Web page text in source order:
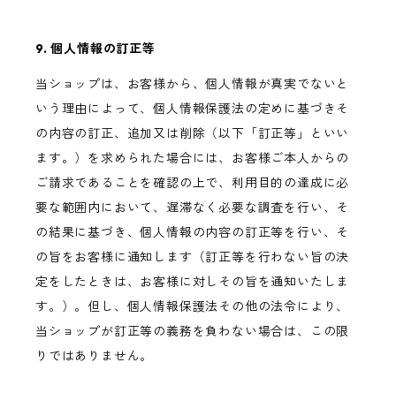
9. 個人情報の訂正等
当ショップは、お客様から、個人情報が真実でないと
いう理由によって、個人情報保護法の定めに基づきそ
の内容の訂正、追加又は削除（以下「訂正等」といい
ます。）を求められた場合には、お客様ご本人からの
ご請求であることを確認の上で、利用目的の達成に必
要な範囲内において、遅滞なく必要な調査を行い、そ
の結果に基づき、個人情報の内容の訂正等を行い、そ
の旨をお客様に通知します（訂正等を行わない旨の決
定をしたときは、お客様に対しその旨を通知いたしま
す。）。但し、個人情報保護法その他の法令により、
当ショップが訂正等の義務を負わない場合は、この限
りではありません。